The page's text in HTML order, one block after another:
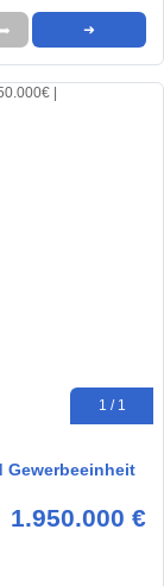
➦ ➜
1 / 1
Gewerbeeinheit
1.950.000 €